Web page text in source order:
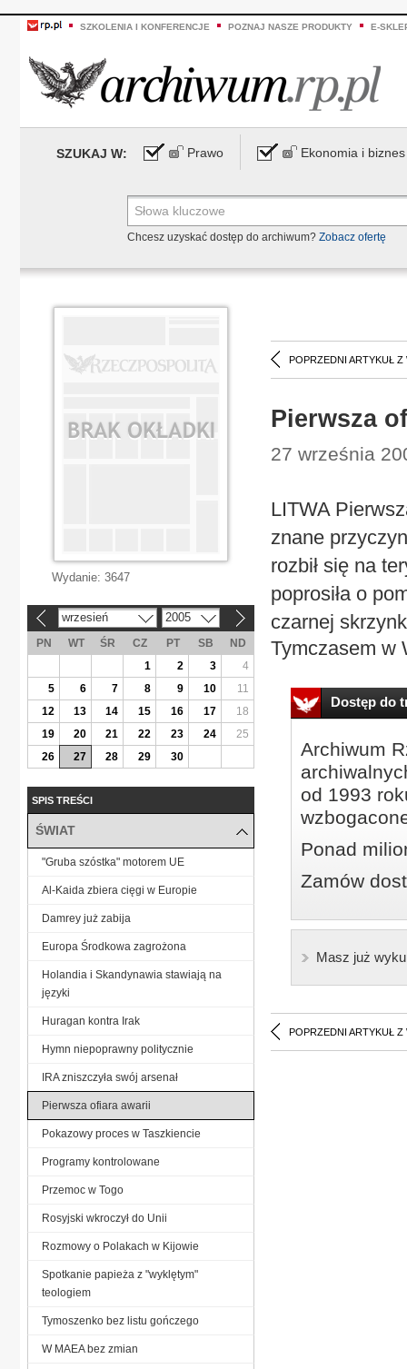
SZKOLENIA I KONFERENCJE POZNAJ NASZE PRODUKTY E-
SZUKAJ W: Prawo Ekonomia i biznes
Chcesz uzyskać dostęp do archiwum? Zobacz ofertę
POPRZEDNI ARTYKUŁ Z
Pierwsza
27 września
LITWA
znane
rozbił się na
poprosiła o
czarnej
Tymczasem w
Dostęp do
Archiwum
od 1993
Ponad
Zamów
Masz już
POPRZEDNI ARTYKUŁ Z
Wydanie: 3647
wrzesień 2005
PN WT ŚR CZ PT SB
ND
1
2 3
4
5
6 7 8 9 10
11
12
13 14 15 16 17
18
19
20 21 22 23 24
25
26
27 28 29 30
SPIS TREŚCI
ŚWIAT
"Gruba szóstka" motorem UE
Al-Kaida zbiera cięgi w Europie
Damrey już zabija
Europa Środkowa zagrożona
Holandia i Skandynawia stawiają na
języki
Huragan kontra Irak
Hymn niepoprawny politycznie
IRA zniszczyła swój arsenał
Pierwsza ofiara awarii
Pokazowy proces w Taszkiencie
Programy kontrolowane
Przemoc w Togo
Rosyjski wkroczył do Unii
Rozmowy o Polakach w Kijowie
Spotkanie papieża z "wyklętym"
teologiem
Tymoszenko bez listu gończego
W MAEA bez zmian